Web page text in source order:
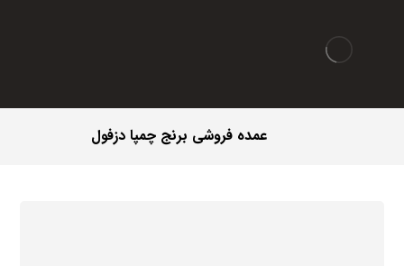
عمده فروشی برنج چمپا دزفول